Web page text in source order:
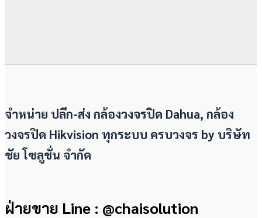
จำหน่าย ปลีก-ส่ง กล้องวงจรปิด Dahua, กล้อง
วงจรปิด Hikvision ทุกระบบ ครบวงจร by บริษัท
ชัย โซลูชั่น จำกัด
ฝ่ายขาย Line : @chaisolution